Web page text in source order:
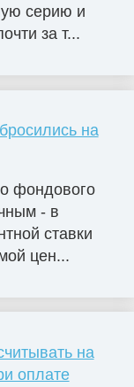
серию и
за т...
на
фондового
- в
ставки
цен...
на
оплате